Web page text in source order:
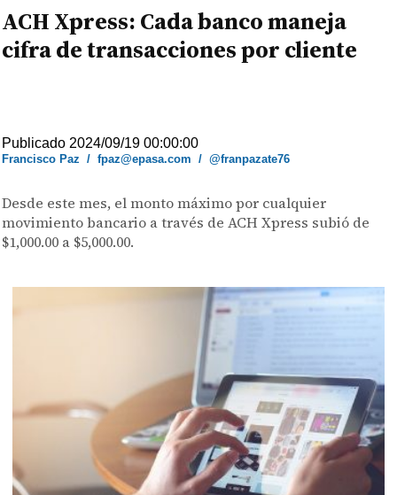
ACH Xpress: Cada banco maneja
cifra de transacciones por cliente
Publicado 2024/09/19 00:00:00
Francisco Paz /fpaz@epasa.com /@franpazate76
Desde este mes, el monto máximo por cualquier
movimiento bancario a través de ACH Xpress subió de
$1,000.00 a $5,000.00.